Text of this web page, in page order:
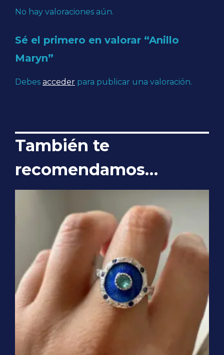
No hay valoraciones aún.
Sé el primero en valorar “Anillo
Maryn”
Debes acceder para publicar una valoración.
También te
recomendamos…